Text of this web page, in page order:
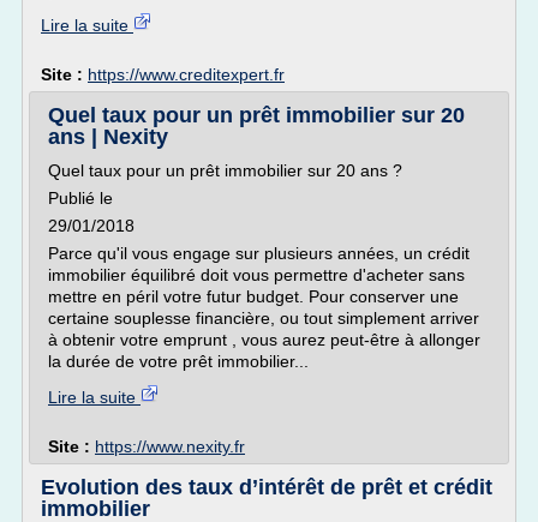
Lire la suite
Site : https://www.creditexpert.fr
Quel taux pour un prêt immobilier sur 20
ans | Nexity
Quel taux pour un prêt immobilier sur 20 ans ?
Publié le
29/01/2018
Parce qu'il vous engage sur plusieurs années, un crédit
immobilier équilibré doit vous permettre d'acheter sans
mettre en péril votre futur budget. Pour conserver une
certaine souplesse financière, ou tout simplement arriver
à obtenir votre emprunt , vous aurez peut-être à allonger
la durée de votre prêt immobilier...
Lire la suite
Site : https://www.nexity.fr
Evolution des taux d’intérêt de prêt et crédit
immobilier